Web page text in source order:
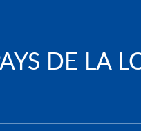
DE LA